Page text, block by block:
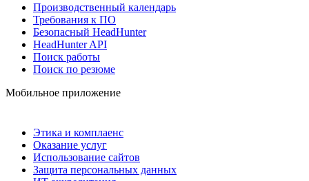
Производственный календарь
Требования к ПО
Безопасный HeadHunter
HeadHunter API
Поиск работы
Поиск по резюме
Мобильное приложение
Этика и комплаенс
Оказание услуг
Использование сайтов
Защита персональных данных